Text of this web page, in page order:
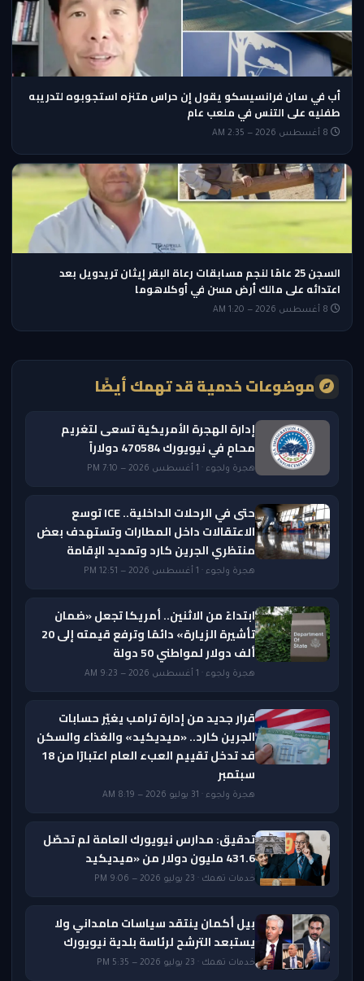
أب في سان فرانسيسكو يقول إن حراس متنزه استجوبوه لتدريبه
طفليه على التنس في ملعب عام
السجن 25 عامًا لنجم مسابقات رعاة البقر إيثان تريدويل بعد
اعتدائه على مالك أرض مسن في أوكلاهوما
موضوعات خدمية قد تهمك أيضًا
إدارة الهجرة الأمريكية تسعى لتغريم
محامٍ في نيويورك 470584 دولاراً
هجرة ولجوء · 1 أغسطس 2026 — 7:10 PM
حتى في الرحلات الداخلية.. ICE توسع
الاعتقالات داخل المطارات وتستهدف بعض
منتظري الجرين كارد وتمديد الإقامة
هجرة ولجوء · 1 أغسطس 2026 — 12:51 PM
ابتداءً من الاثنين.. أمريكا تجعل «ضمان
تأشيرة الزيارة» دائمًا وترفع قيمته إلى 20
ألف دولار لمواطني 50 دولة
هجرة ولجوء · 1 أغسطس 2026 — 9:23 AM
قرار جديد من إدارة ترامب يغيّر حسابات
الجرين كارد.. «ميديكيد» والغذاء والسكن
قد تدخل تقييم العبء العام اعتبارًا من 18
سبتمبر
هجرة ولجوء · 31 يوليو 2026 — 8:19 AM
تدقيق: مدارس نيويورك العامة لم تحصّل
431.6 مليون دولار من «ميديكيد
خدمات تهمك · 23 يوليو 2026 — 9:06 PM
بيل أكمان ينتقد سياسات مامداني ولا
يستبعد الترشح لرئاسة بلدية نيويورك
خدمات تهمك · 23 يوليو 2026 — 5:35 PM